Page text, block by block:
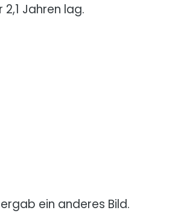
Jahren lag.
ein anderes Bild.